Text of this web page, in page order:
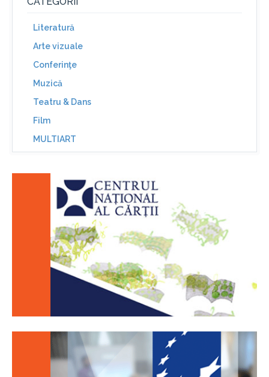
Literatură
Arte vizuale
Conferinţe
Muzică
Teatru & Dans
Film
MULTIART